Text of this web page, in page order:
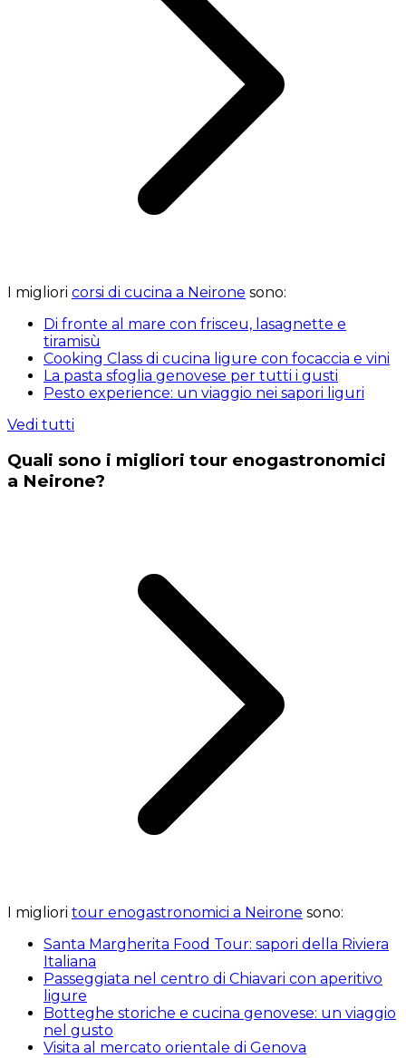
I migliori corsi di cucina a Neirone sono:
Di fronte al mare con frisceu, lasagnette e
tiramisù
Cooking Class di cucina ligure con focaccia e vini
La pasta sfoglia genovese per tutti i gusti
Pesto experience: un viaggio nei sapori liguri
Vedi tutti
Quali sono i migliori tour enogastronomici
a Neirone?
I migliori tour enogastronomici a Neirone sono:
Santa Margherita Food Tour: sapori della Riviera
Italiana
Passeggiata nel centro di Chiavari con aperitivo
ligure
Botteghe storiche e cucina genovese: un viaggio
nel gusto
Visita al mercato orientale di Genova